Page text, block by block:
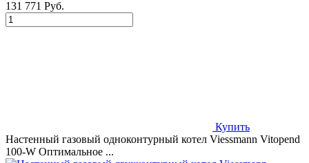
131 771 Руб.
Купить
Настенный газовый одноконтурный котел Viessmann Vitopend
100-W Оптимальное ...